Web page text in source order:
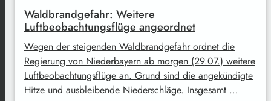
Waldbrandgefahr: Weitere
Luftbeobachtungsflüge angeordnet
Wegen der steigenden Waldbrandgefahr ordnet die
Regierung von Niederbayern ab morgen (29.07.) weitere
Luftbeobachtungsflüge an. Grund sind die angekündigte
Hitze und ausbleibende Niederschläge. Insgesamt …